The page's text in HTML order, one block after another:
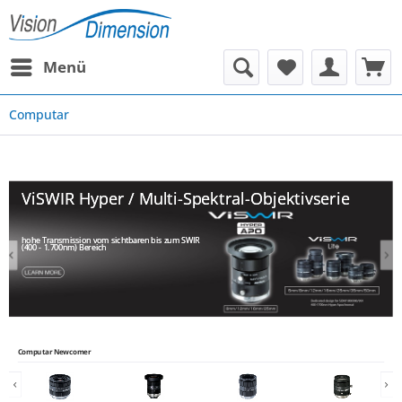
Menü
Computar
ViSWIR Hyper / Multi-Spektral-Objektivserie
hohe Transmission vom sichtbaren bis zum SWIR
(400 - 1.700nm) Bereich
Computar Newcomer